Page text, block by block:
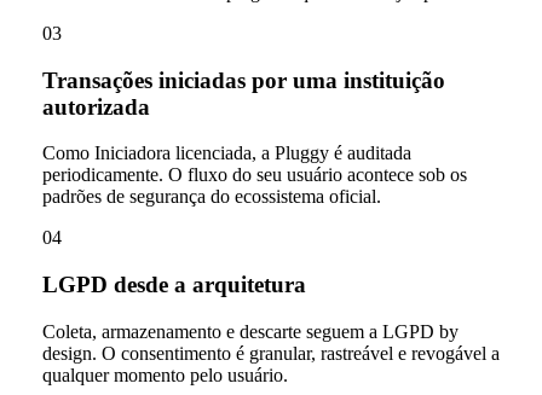
03
Transações iniciadas por uma instituição
autorizada
Como Iniciadora licenciada, a Pluggy é auditada
periodicamente. O fluxo do seu usuário acontece sob os
padrões de segurança do ecossistema oficial.
04
LGPD desde a arquitetura
Coleta, armazenamento e descarte seguem a LGPD by
design. O consentimento é granular, rastreável e revogável a
qualquer momento pelo usuário.